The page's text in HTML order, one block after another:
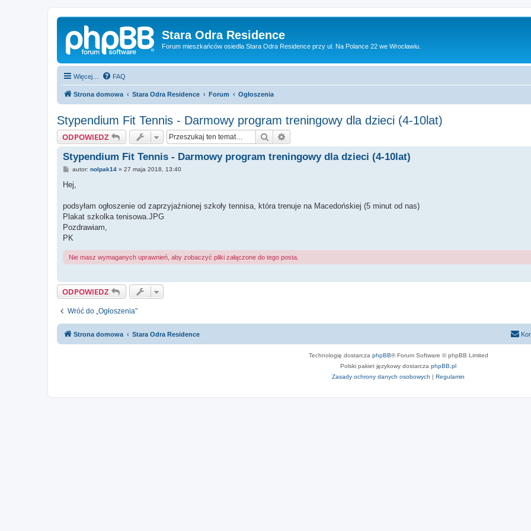
Stara Odra Residence
Forum mieszkańców osiedla Stara Odra Residence przy ul. Na Polance 22 we Wrocławiu.
Więcej… FAQ
Strona domowa Stara Odra Residence Forum Ogłoszenia
Stypendium Fit Tennis - Darmowy program treningowy dla dzieci (4-10lat)
ODPOWIEDZ Szukaj
Stypendium Fit Tennis - Darmowy program treningowy dla dzieci (4-10lat)
P
s
autor: nolpak14» 27 maja 2018, 13:40
Hej,
podsyłam ogłoszenie od zaprzyjaźnionej szkoły tennisa, która trenuje na Macedońskiej (5 minut od nas)
Plakat szkolka tenisowa.JPG
Pozdrawiam,
PK
Nie masz wymaganych uprawnień, aby zobaczyć pliki załączone do tego posta.
ODPOWIEDZ
Wróć do „Ogłoszenia”
Strona domowa Stara Odra Residence
Technologię dostarcza phpBB® Forum Software © phpBB Limited
Polski pakiet językowy dostarcza phpBB.pl
Zasady ochrony danych osobowych | Regulamin